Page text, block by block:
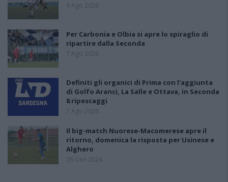
6 Ago 2026
Per Carbonia e Olbia si apre lo spiraglio di
ripartire dalla Seconda
7 Ago 2026
Definiti gli organici di Prima con l'aggiunta
di Golfo Aranci, La Salle e Ottava, in Seconda
8 ripescaggi
7 Ago 2026
Il big-match Nuorese-Macomerese apre il
ritorno, domenica la risposta per Usinese e
Alghero
26 Gen 2024